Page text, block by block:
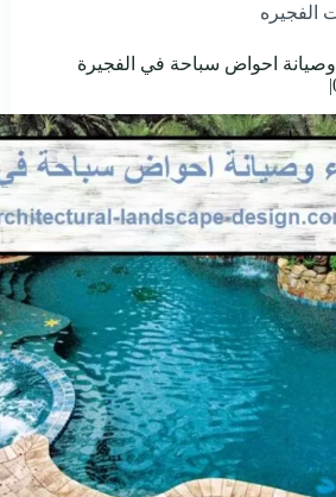
الفجيره
احواض سباحة في الفجيرة